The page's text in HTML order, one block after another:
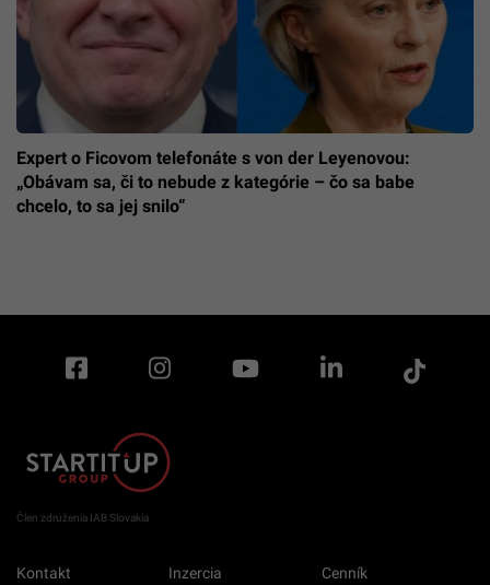
Expert o Ficovom telefonáte s von der Leyenovou:
„Obávam sa, či to nebude z kategórie – čo sa babe
chcelo, to sa jej snilo“
Člen združenia IAB Slovakia
Kontakt Inzercia Cenník